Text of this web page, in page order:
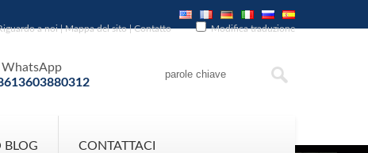
a noi|Mappa del sito|Contatto Modifica traduzione
WhatsApp
BLOG CONTATTACI